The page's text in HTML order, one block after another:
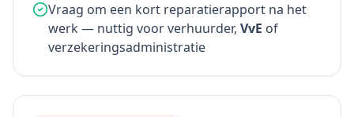
Vraag om een kort reparatierapport na het
werk — nuttig voor verhuurder, VvE of
verzekeringsadministratie